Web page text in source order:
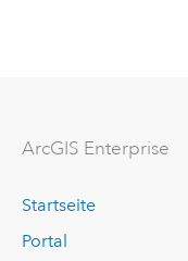
ArcGIS Enterprise
Startseite
Portal